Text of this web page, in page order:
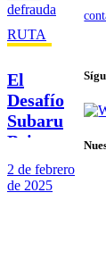
RUTA
El
Desafío
Subaru
Bci nunca
defrauda
2 de febrero
de 2025